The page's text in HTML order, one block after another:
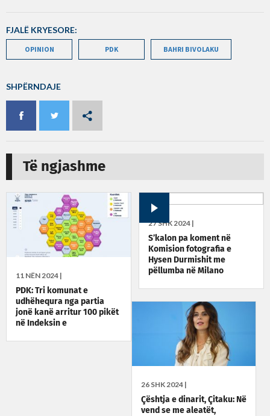
FJALË KRYESORE:
OPINION PDK BAHRI BIVOLAKU
SHPËRNDAJE
Të ngjashme
11 NËN 2024 |
PDK: Tri komunat e
udhëhequra nga partia
jonë kanë arritur 100 pikët
në Indeksin e
27 SHK 2024 |
S’kalon pa koment në
Komision fotografia e
Hysen Durmishit me
pëllumba në Milano
26 SHK 2024 |
Çështja e dinarit, Çitaku: Në
vend se me aleatët,